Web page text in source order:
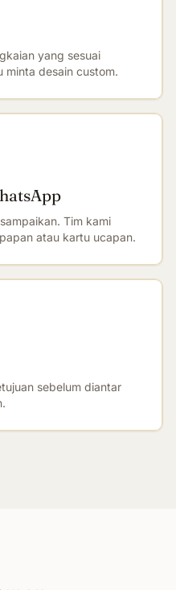
yang sesuai
desain custom.
Tim kami
atau kartu ucapan.
sebelum diantar